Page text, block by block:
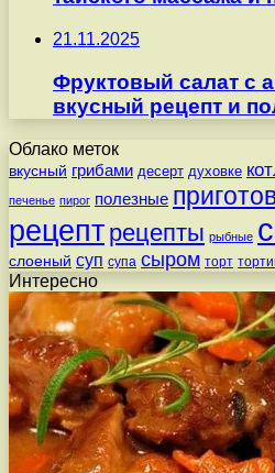
21.11.2025
Фруктовый салат с
вкусный рецепт и
Облако меток
вкусный грибами десерт духовке
печенье пирог полезные
рецепт рецепты рыбные
слоеный суп супа сыром торт
Интересно